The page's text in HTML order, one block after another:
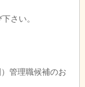
さい。
管理職候補のお